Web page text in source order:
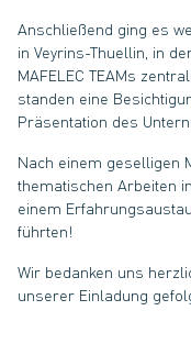
Anschließend ging es
in Veyrins-Thuellin, in
MAFELEC TEAMs
standen eine
Präsentation des
Nach einem geselligen
thematischen Arbeiten
einem
führten!
Wir bedanken uns
unserer Einladung